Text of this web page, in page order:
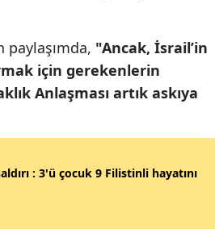
"Ancak, İsrail’in
için gerekenlerin
Anlaşması artık askıya
: 3'ü çocuk 9 Filistinli hayatını